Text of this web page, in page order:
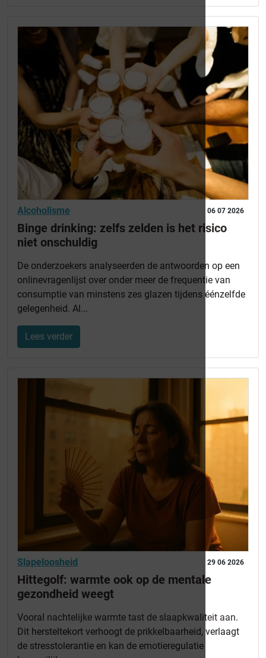
06 07 2026
Alcoholisme
Binge drinking: zelfs zelden is het risico
niet onschuldig
De onderzoekers analyseerden de antwoorden op een
onlinevragenlijst over onder meer de frequentie van
consumptie van minstens zes glazen tijdens éénzelfde
gelegenheid. Al...
Lees verder
29 06 2026
Slapeloosheid
Hittegolf: warmte ook op de mentale
gezondheid weegt
Vooral nachtelijke warmte tast de slaapkwaliteit aan.
Dit hersteltekort verhoogt de prikkelbaarheid, verlaagt
de stresstolerantie en kan de emotieregulatie